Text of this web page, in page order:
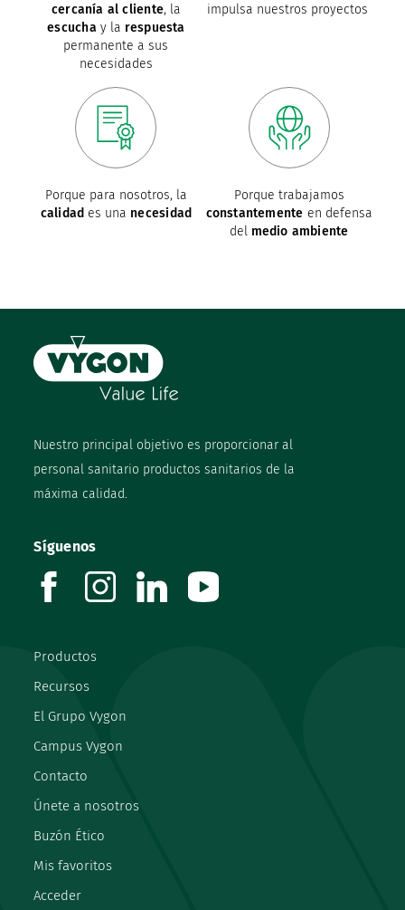
cercanía al cliente, la
escucha y la respuesta
permanente a sus
necesidades
impulsa nuestros proyectos
Porque para nosotros, la
calidad es una necesidad
Porque trabajamos
constantemente en defensa
del medio ambiente
Nuestro principal objetivo es proporcionar al
personal sanitario productos sanitarios de la
máxima calidad.
Productos
Recursos
El Grupo Vygon
Campus Vygon
Contacto
Únete a nosotros
Buzón Ético
Mis favoritos
Acceder
Síguenos
facebookinstagramlinkedin